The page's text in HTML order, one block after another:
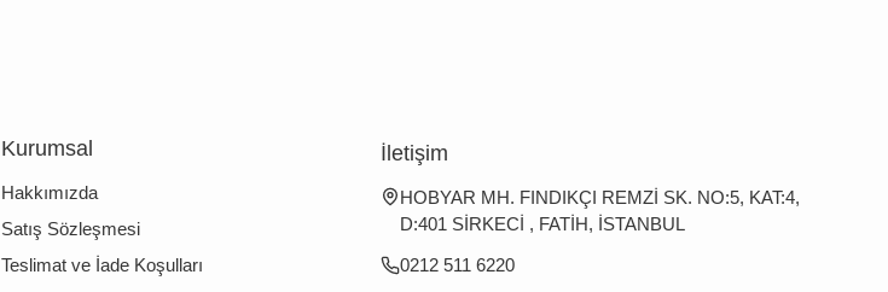
Kurumsal
Hakkımızda
Satış Sözleşmesi
Teslimat ve İade Koşulları
İletişim
HOBYAR MH. FINDIKÇI REMZİ SK. NO:5, KAT:4,
D:401 SİRKECİ , FATİH, İSTANBUL
0212 511 6220